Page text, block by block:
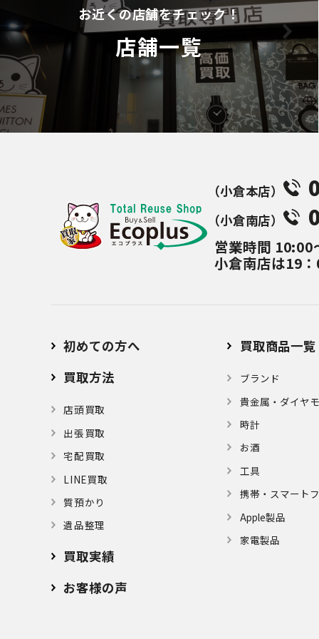
お近くの店舗をチェック！
店舗一覧
（⼩倉本店）
（⼩倉南店）
営業時間 10:00
小倉南店は19
初めての方へ
買取方法
店頭買取
出張買取
宅配買取
LINE買取
質預かり
遺品整理
買取実績
お客様の声
買取商品一覧
ブランド
貴金属・ダイヤ
時計
お酒
⼯具
携帯・スマート
Apple製品
家電製品